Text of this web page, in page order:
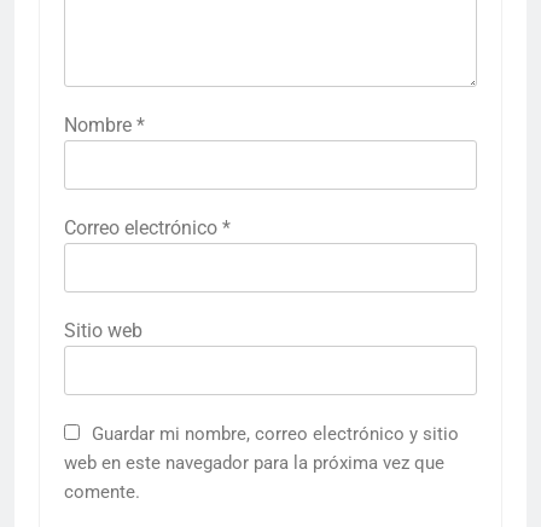
Nombre *
Correo electrónico *
Sitio web
Guardar mi nombre, correo electrónico y sitio
web en este navegador para la próxima vez que
comente.